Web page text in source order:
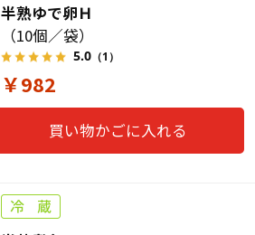
半熟ゆで卵Ｈ
（10個／袋）
5.0（1）
￥982
買い物かごに入れる